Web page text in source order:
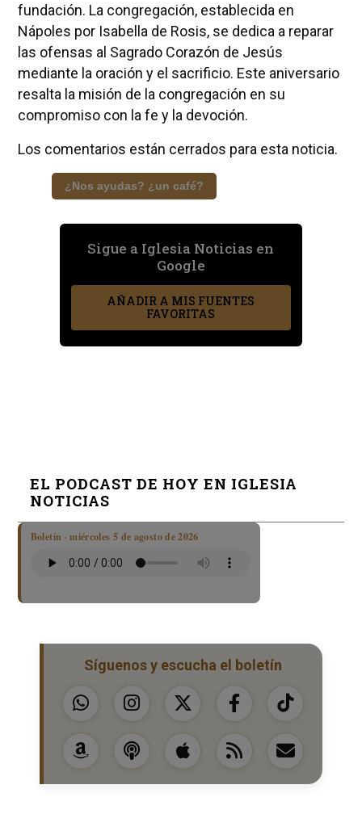
fundación. La congregación, establecida en
Nápoles por Isabella de Rosis, se dedica a reparar
las ofensas al Sagrado Corazón de Jesús
mediante la oración y el sacrificio. Este aniversario
resalta la misión de la congregación en su
compromiso con la fe y la devoción.
Los comentarios están cerrados para esta noticia.
¿Nos ayudas? ¿un café?
Sigue a Iglesia Noticias en
Google
AÑADIR A MIS FUENTES
FAVORITAS
EL PODCAST DE HOY EN IGLESIA
NOTICIAS
Boletín · miércoles 5 de agosto de 2026
Síguenos y escucha el boletín